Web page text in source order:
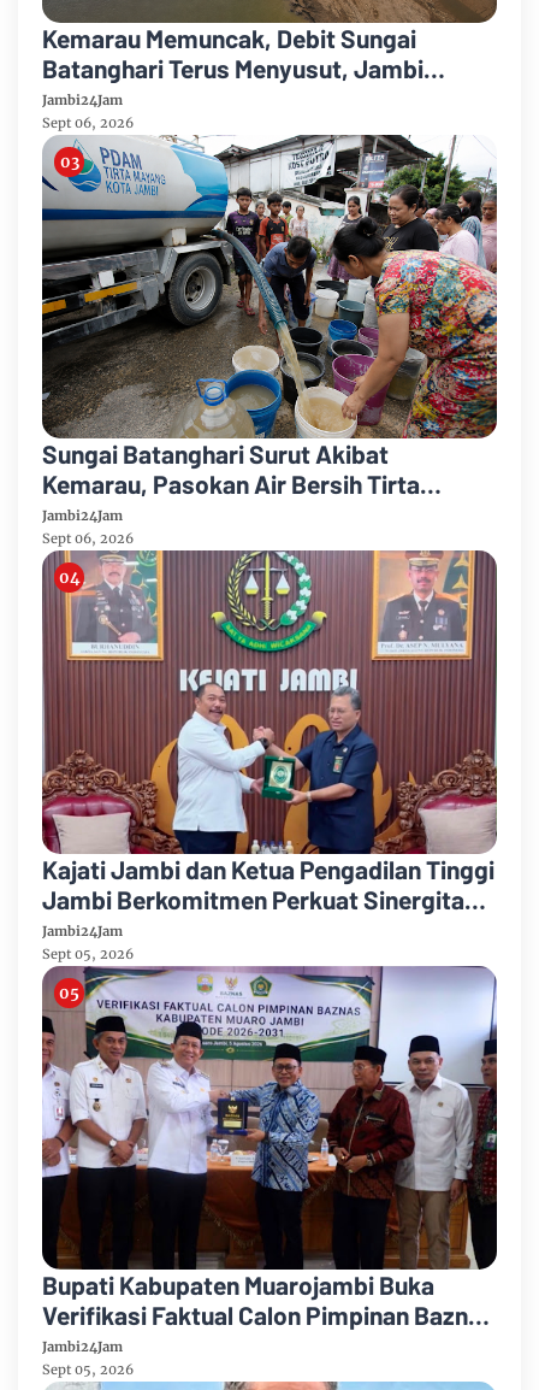
Kemarau Memuncak, Debit Sungai
Batanghari Terus Menyusut, Jambi
Hadapi Ancaman Krisis Air Bersih dan
Karhutla
Jambi24Jam
Sept 06, 2026
Sungai Batanghari Surut Akibat
Kemarau, Pasokan Air Bersih Tirta
Mayang Jambi Keruh
Jambi24Jam
Sept 06, 2026
Kajati Jambi dan Ketua Pengadilan Tinggi
Jambi Berkomitmen Perkuat Sinergitas
Penegakan Hukum
Jambi24Jam
Sept 05, 2026
Bupati Kabupaten Muarojambi Buka
Verifikasi Faktual Calon Pimpinan Baznas
Tahun 2026-2031
Jambi24Jam
Sept 05, 2026